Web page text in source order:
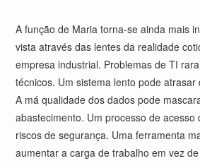
A função de Maria torna-se ainda mais
vista através das lentes da realidade
empresa industrial. Problemas de TI
técnicos. Um sistema lento pode
A má qualidade dos dados pode
abastecimento. Um processo de acesso
riscos de segurança. Uma ferramenta
aumentar a carga de trabalho em vez